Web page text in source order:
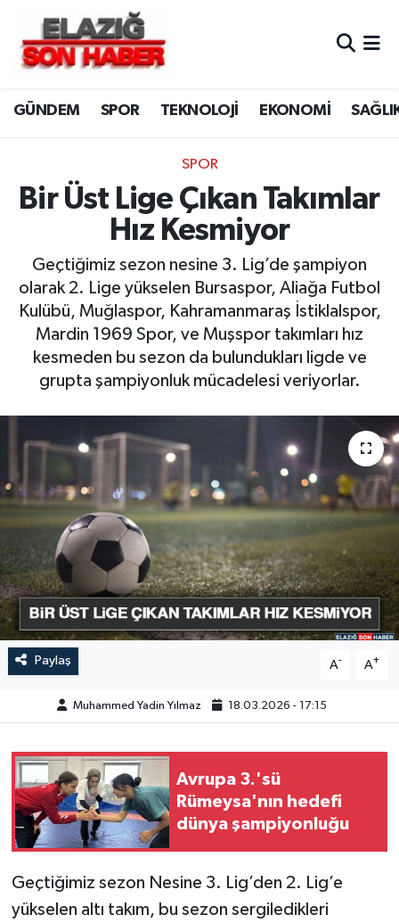
GÜNDEM SPOR TEKNOLOJİ EKONOMİ
SPOR
Bir Üst Lige Çıkan Takımlar
Hız Kesmiyor
Geçtiğimiz sezon nesine 3. Lig’de şampiyon
olarak 2. Lige yükselen Bursaspor, Aliağa Futbol
Kulübü, Muğlaspor, Kahramanmaraş İstiklalspor,
Mardin 1969 Spor, ve Muşspor takımları hız
kesmeden bu sezon da bulundukları ligde ve
grupta şampiyonluk mücadelesi veriyorlar.
Paylaş A- A+
Muhammed Yadin Yılmaz 18.03.2026 - 17:15
Avrupa 3.'sü
Rümeysa'nın hedefi
dünya şampiyonluğu
Geçtiğimiz sezon Nesine 3. Lig’den 2. Lig’e
yükselen altı takım, bu sezon sergiledikleri
CANLI YAYIN
ASAYİŞ
BİLİM VE TEKNOLOJİ
DÜNYA
EKONOMİ
ELAZIĞ
GENEL
GÜNDEM
KÜLTÜR-SANAT
MAGAZİN
MEDYA
ÖZEL HABER
POLİTİKA
SAĞLIK
SİYASET
SPOR
TEKNOLOJİ
Merkez Hava Durumu
Merkez Trafik Yoğunluk Haritası
Süper Lig Puan Durumu ve Fikstür
Tüm Manşetler
Haber Arşivi